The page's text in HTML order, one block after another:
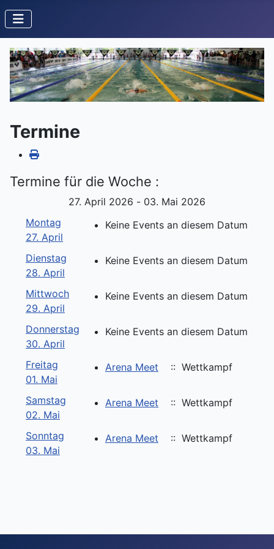
Termine
Termine für die Woche :
27. April 2026 - 03. Mai 2026
Montag
27. April
Keine Events an diesem Datum
Dienstag
28. April
Keine Events an diesem Datum
Mittwoch
29. April
Keine Events an diesem Datum
Donnerstag
30. April
Keine Events an diesem Datum
Freitag
01. Mai
Arena Meet :: Wettkampf
Samstag
02. Mai
Arena Meet :: Wettkampf
Sonntag
03. Mai
Arena Meet :: Wettkampf